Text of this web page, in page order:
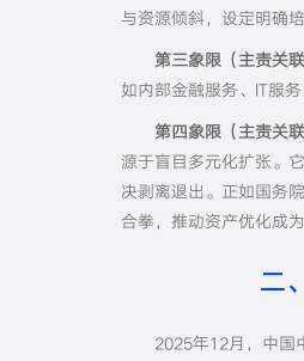
与资源倾斜，设定明确
第三象限（主责关
如内部金融服务、IT服
第四象限（主责关
源于盲目多元化扩张。
决剥离退出。正如国务
合拳，推动资产优化成为
二
2025年12月，中国